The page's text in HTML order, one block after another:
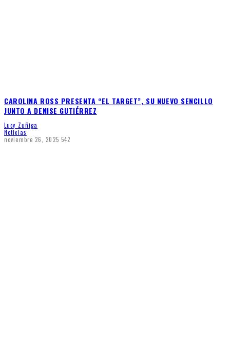
CAROLINA ROSS PRESENTA “EL TARGET”, SU NUEVO SENCILLO
JUNTO A DENISE GUTIÉRREZ
Lucy Zuñiga
Noticias
noviembre 26, 2025 542